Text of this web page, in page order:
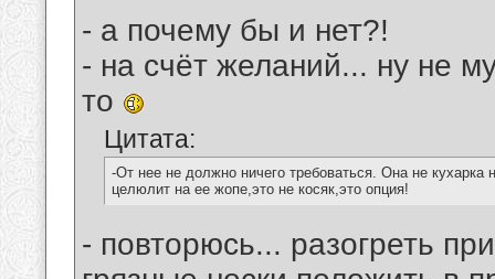
- а почему бы и нет?!
- на счёт желаний... ну не
то
Цитата:
-От нее не должно ничего требоваться. Она не кухарка
целюлит на ее жопе,это не косяк,это опция!
- повторюсь... разогреть